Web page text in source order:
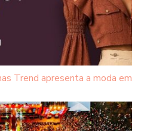
Trend apresenta a moda em